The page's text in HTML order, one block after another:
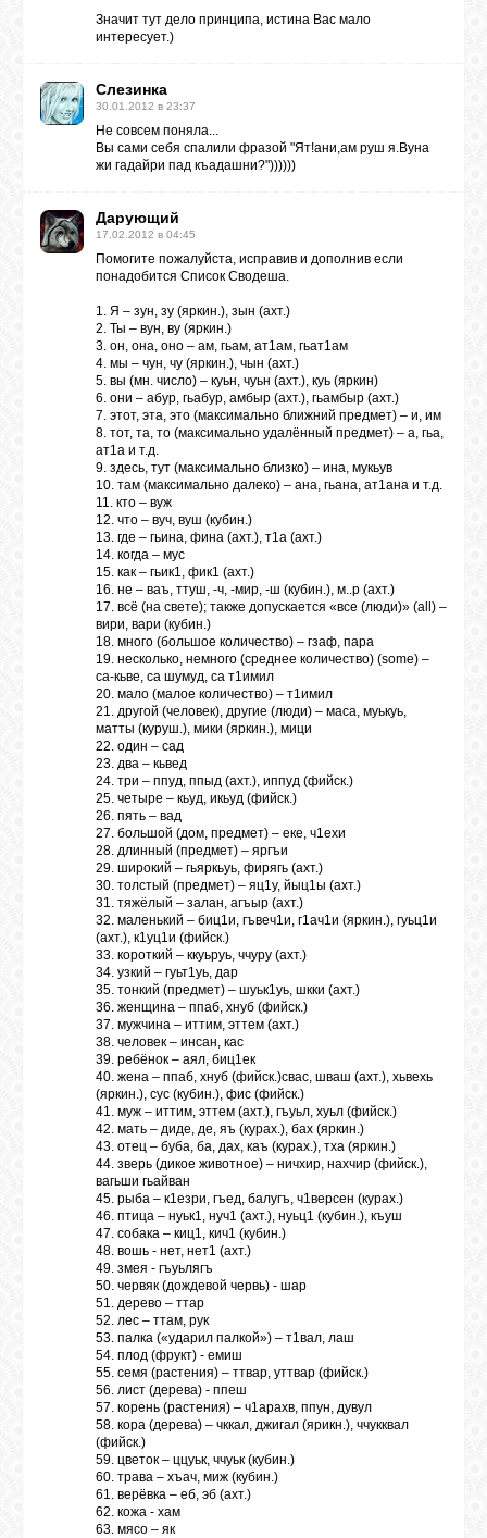
Значит тут дело принципа, истина Вас мало
интересует.)
Слезинка
30.01.2012 в 23:37
Не совсем поняла...
Вы сами себя спалили фразой "Ят!ани,ам руш я.Вуна
жи гадайри пад къадашни?"))))))
Дарующий
17.02.2012 в 04:45
Помогите пожалуйста, исправив и дополнив если
понадобится Список Сводеша.
1. Я – зун, зу (яркин.), зын (ахт.)
2. Ты – вун, ву (яркин.)
3. он, она, оно – ам, гьам, ат1ам, гьат1ам
4. мы – чун, чу (яркин.), чын (ахт.)
5. вы (мн. число) – куьн, чуьн (ахт.), куь (яркин)
6. они – абур, гьабур, амбыр (ахт.), гьамбыр (ахт.)
7. этот, эта, это (максимально ближний предмет) – и, им
8. тот, та, то (максимально удалённый предмет) – а, гьа,
ат1а и т.д.
9. здесь, тут (максимально близко) – ина, мукьув
10. там (максимально далеко) – ана, гьана, ат1ана и т.д.
11. кто – вуж
12. что – вуч, вуш (кубин.)
13. где – гьина, фина (ахт.), т1а (ахт.)
14. когда – мус
15. как – гьик1, фик1 (ахт.)
16. не – ваъ, ттуш, -ч, -мир, -ш (кубин.), м..р (ахт.)
17. всё (на свете); также допускается «все (люди)» (all) –
вири, вари (кубин.)
18. много (большое количество) – гзаф, пара
19. несколько, немного (среднее количество) (some) –
са-кьве, са шумуд, са т1имил
20. мало (малое количество) – т1имил
21. другой (человек), другие (люди) – маса, муькуь,
матты (куруш.), мики (яркин.), мици
22. один – сад
23. два – кьвед
24. три – ппуд, ппыд (ахт.), иппуд (фийск.)
25. четыре – кьуд, икьуд (фийск.)
26. пять – вад
27. большой (дом, предмет) – еке, ч1ехи
28. длинный (предмет) – яргъи
29. широкий – гьяркьуь, фирягь (ахт.)
30. толстый (предмет) – яц1у, йыц1ы (ахт.)
31. тяжёлый – залан, агъыр (ахт.)
32. маленький – биц1и, гъвеч1и, г1ач1и (яркин.), гуьц1и
(ахт.), к1уц1и (фийск.)
33. короткий – ккуьруь, ччуру (ахт.)
34. узкий – гуьт1уь, дар
35. тонкий (предмет) – шуьк1уь, шкки (ахт.)
36. женщина – ппаб, хнуб (фийск.)
37. мужчина – иттим, эттем (ахт.)
38. человек – инсан, кас
39. ребёнок – аял, биц1ек
40. жена – ппаб, хнуб (фийск.)свас, шваш (ахт.), хьвехь
(яркин.), сус (кубин.), фис (фийск.)
41. муж – иттим, эттем (ахт.), гъуьл, хуьл (фийск.)
42. мать – диде, де, яъ (курах.), бах (яркин.)
43. отец – буба, ба, дах, каъ (курах.), тха (яркин.)
44. зверь (дикое животное) – ничхир, нахчир (фийск.),
вагьши гьайван
45. рыба – к1езри, гъед, балугъ, ч1версен (курах.)
46. птица – нуьк1, нуч1 (ахт.), нуьц1 (кубин.), къуш
47. собака – киц1, кич1 (кубин.)
48. вошь - нет, нет1 (ахт.)
49. змея - гъуьлягъ
50. червяк (дождевой червь) - шар
51. дерево – ттар
52. лес – ттам, рук
53. палка («ударил палкой») – т1вал, лаш
54. плод (фрукт) - емиш
55. семя (растения) – ттвар, уттвар (фийск.)
56. лист (дерева) - ппеш
57. корень (растения) – ч1арахв, ппун, дувул
58. кора (дерева) – чккал, джигал (ярикн.), ччукквал
(фийск.)
59. цветок – ццуьк, ччуьк (кубин.)
60. трава – хъач, миж (кубин.)
61. верёвка – еб, эб (ахт.)
62. кожа - хам
63. мясо – як